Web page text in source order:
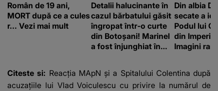
Român de 19 ani,
MORT după ce a cules
r... Vezi mai mult
Detalii halucinante în
cazul bărbatului găsit
îngropat într-o curte
din Botoșani! Marinel
a fost înjunghiat în
suspecți
Din albia
secate a
Podul lui
din
Imagini
Citeste si: Reacția MApN și a Spitalului Colentina după
acuzațiile lui Vlad Voiculescu cu privire la numărul de